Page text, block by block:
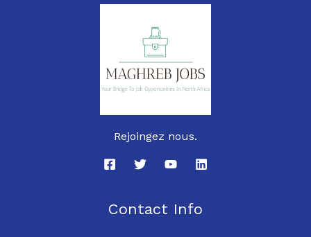
Rejoingez nous.
Contact Info